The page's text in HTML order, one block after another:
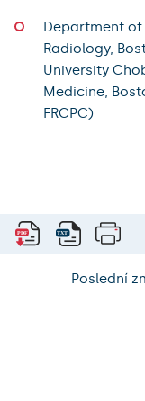
Department
Radiology,
University
Medicine,
FRCPC)
Poslední